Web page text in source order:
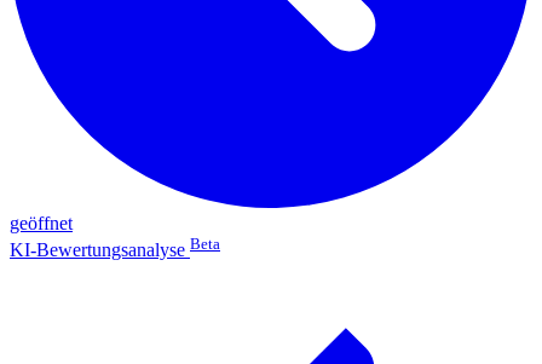
geöffnet
KI-Bewertungsanalyse Beta